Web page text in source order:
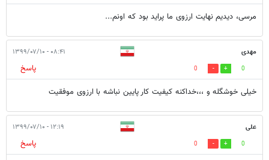
مرسی، دیدیم نهایت ارزوی ما پراید بود که اونم...
مهدی ۰۸:۴۱ - ۱۳۹۹/۰۷/۱۰
0
0
پاسخ
خیلی خوشگله و ،،،خداکنه کیفیت کار پایین نباشه با ارزوی موفقیت
علی ۱۲:۱۹ - ۱۳۹۹/۰۷/۱۰
0
0
پاسخ